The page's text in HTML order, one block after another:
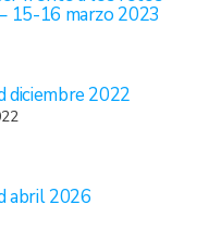
15-16 marzo 2023
diciembre 2022
abril 2026